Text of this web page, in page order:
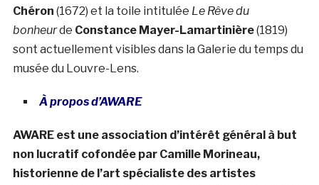
Chéron (1672) et la toile intitulée Le Rêve du
bonheurde Constance Mayer-Lamartinière(1819)
sont actuellement visibles dans la Galerie du temps du
musée du Louvre-Lens.
À propos d’AWARE
AWARE est une association d’intérêt général à but
non lucratif cofondée par Camille Morineau,
historienne de l’art spécialiste des artistes